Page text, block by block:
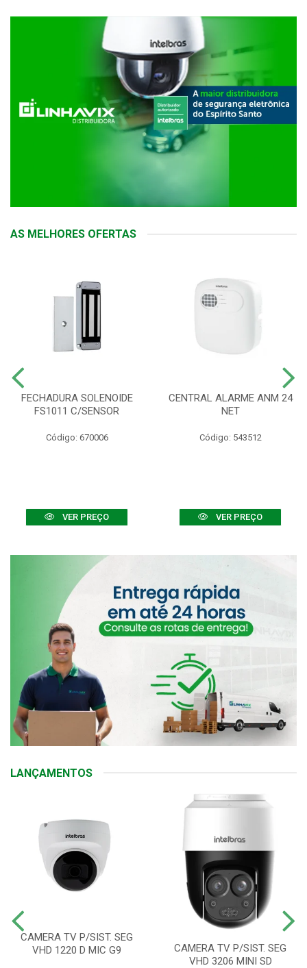
AS MELHORES OFERTAS
FECHADURA SOLENOIDE
FS1011 C/SENSOR
Código: 670006
VER PREÇO
CENTRAL ALARME ANM 24
NET
Código: 543512
VER PREÇO
LANÇAMENTOS
CAMERA TV P/SIST. SEG
VHD 1220 D MIC G9
CAMERA TV P/SIST. SEG
VHD 3206 MINI SD